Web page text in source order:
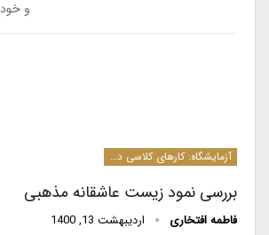
و خود
آزمایشگاه: کارهای کلاسی دانشجویان کارشناسی ارشد و دکترا
بررسی نمود زیست عاشقانه مذهبی
فاطمه افتخاری اردیبهشت 13, 1400